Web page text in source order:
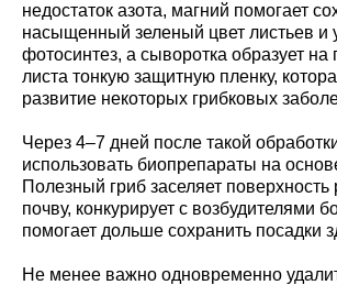
недостаток азота, магний помогает
насыщенный зеленый цвет листьев и
фотосинтез, а сыворотка образует на
листа тонкую защитную пленку,
развитие некоторых грибковых
Через 4–7 дней после такой
использовать биопрепараты на
Полезный гриб заселяет поверхность
почву, конкурирует с возбудителями
помогает дольше сохранить посадки
Не менее важно одновременно